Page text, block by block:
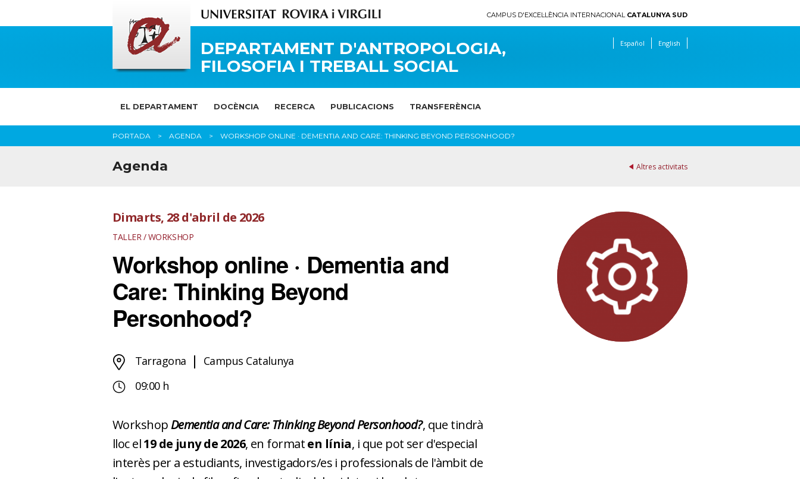
CAMPUS D'EXCEL·LÈNCIA INTERNACIONAL CATALUNYA SUD
DEPARTAMENT D'ANTROPOLOGIA,
FILOSOFIA I TREBALL SOCIAL
Español English
EL DEPARTAMENT DOCÈNCIA RECERCA PUBLICACIONS TRANSFERÈNCIA
PORTADA AGENDA WORKSHOP ONLINE · DEMENTIA AND CARE: THINKING BEYOND PERSONHOOD?
Altres activitats
Agenda
Dimarts, 28 d'abril de 2026
TALLER / WORKSHOP
Workshop online · Dementia and
Care: Thinking Beyond
Personhood?
Tarragona
Campus Catalunya
09:00 h
WorkshopDementia and Care: Thinking Beyond Personhood?, que tindrà
lloc el19 de juny de 2026, en formaten línia, i que pot ser d'especial
interès per a estudiants, investigadors/es i professionals de l'àmbit de